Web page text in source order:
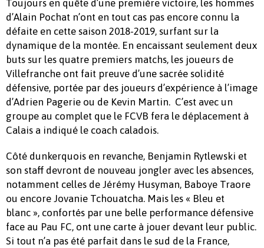
Toujours en quête d’une première victoire, les hommes
d’Alain Pochat n’ont en tout cas pas encore connu la
défaite en cette saison 2018-2019, surfant sur la
dynamique de la montée. En encaissant seulement deux
buts sur les quatre premiers matchs, les joueurs de
Villefranche ont fait preuve d’une sacrée solidité
défensive, portée par des joueurs d’expérience à l’image
d’Adrien Pagerie ou de Kevin Martin. C’est avec un
groupe au complet que le FCVB fera le déplacement à
Calais a indiqué le coach caladois.
Côté dunkerquois en revanche, Benjamin Rytlewski et
son staff devront de nouveau jongler avec les absences,
notamment celles de Jérémy Husyman, Baboye Traore
ou encore Jovanie Tchouatcha. Mais les « Bleu et
blanc », confortés par une belle performance défensive
face au Pau FC, ont une carte à jouer devant leur public.
Si tout n’a pas été parfait dans le sud de la France,